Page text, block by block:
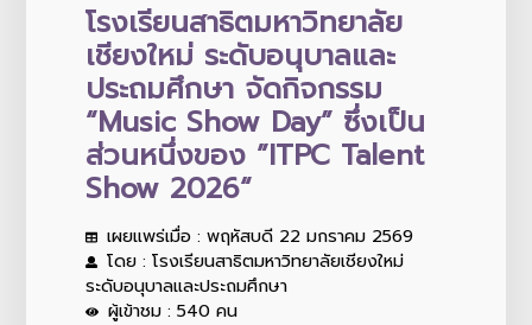
โรงเรียนสาธิตมหาวิทยาลัย
เชียงใหม่ ระดับอนุบาลและ
ประถมศึกษา จัดกิจกรรม
“Music Show Day” ซึ่งเป็น
ส่วนหนึ่งของ ”ITPC Talent
Show 2026“
เผยแพร่เมื่อ : พฤหัสบดี 22 มกราคม 2569
โดย : โรงเรียนสาธิตมหาวิทยาลัยเชียงใหม่
ระดับอนุบาลและประถมศึกษา
ผู้เข้าชม : 540 คน